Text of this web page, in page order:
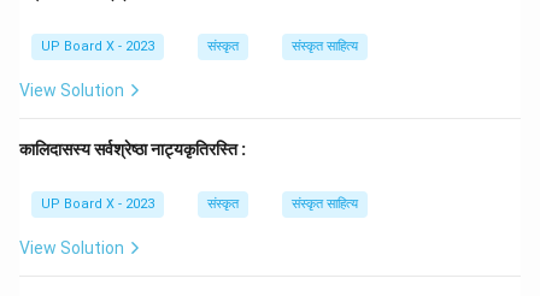
UP Board X - 2023 संस्कृत संस्कृत साहित्य
View Solution
कालिदासस्य सर्वश्रेष्ठा नाट्यकृतिरस्ति :
UP Board X - 2023 संस्कृत संस्कृत साहित्य
View Solution